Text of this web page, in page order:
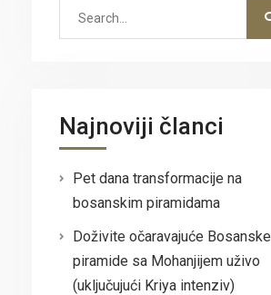
Najnoviji članci
Pet dana transformacije na
bosanskim piramidama
Doživite očaravajuće Bosanske
piramide sa Mohanjijem uživo
(uključujući Kriya intenziv)